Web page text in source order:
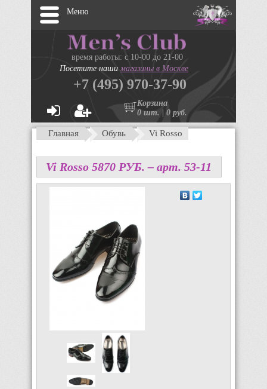
Меню
время работы: с 10-00 до 21-00
Посетите нашимагазины в Москве
+7 (495) 970-37-90
Корзина
0 шт. | 0 руб.
Главная Обувь Vi Rosso
Vi Rosso 5870 PУБ. – арт. 53-11